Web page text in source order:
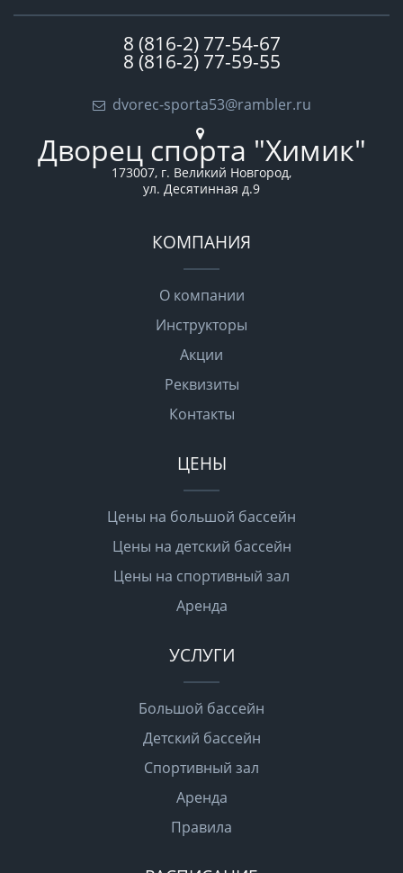
8 (816-2) 77-54-67
8 (816-2) 77-59-55
dvorec-sporta53@rambler.ru
Дворец спорта "Химик"
173007, г. Великий Новгород,
ул. Десятинная д.9
КОМПАНИЯ
О компании
Инструкторы
Акции
Реквизиты
Контакты
ЦЕНЫ
Цены на большой бассейн
Цены на детский бассейн
Цены на спортивный зал
Аренда
УСЛУГИ
Большой бассейн
Детский бассейн
Спортивный зал
Аренда
Правила